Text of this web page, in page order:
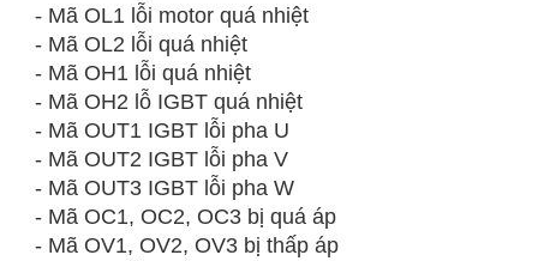
- Mã OL1 lỗi motor quá nhiệt
- Mã OL2 lỗi quá nhiệt
- Mã OH1 lỗi quá nhiệt
- Mã OH2 lỗ IGBT quá nhiệt
- Mã OUT1 IGBT lỗi pha U
- Mã OUT2 IGBT lỗi pha V
- Mã OUT3 IGBT lỗi pha W
- Mã OC1, OC2, OC3 bị quá áp
- Mã OV1, OV2, OV3 bị thấp áp